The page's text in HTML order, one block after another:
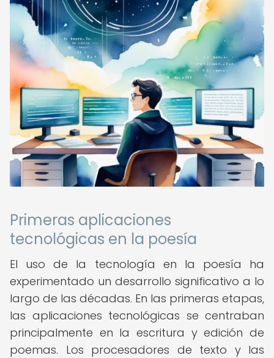
Primeras aplicaciones
tecnológicas en la poesía
El uso de la tecnología en la poesía ha
experimentado un desarrollo significativo a lo
largo de las décadas. En las primeras etapas,
las aplicaciones tecnológicas se centraban
principalmente en la escritura y edición de
poemas. Los procesadores de texto y las